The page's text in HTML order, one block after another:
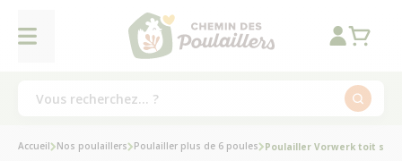
Accueil Nos poulaillers Poulailler plus de 6 poules Poulailler Vorwerk toit